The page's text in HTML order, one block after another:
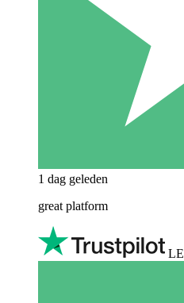
1 dag geleden
great platform